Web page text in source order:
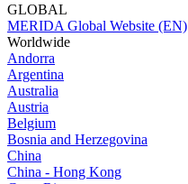
GLOBAL
MERIDA Global Website (EN)
Worldwide
Andorra
Argentina
Australia
Austria
Belgium
Bosnia and Herzegovina
China
China - Hong Kong